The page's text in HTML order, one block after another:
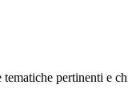
pertinenti e